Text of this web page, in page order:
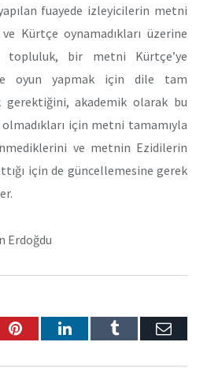
fuayede izleyicilerin metni
Kürtçe oynamadıkları üzerine
topluluk, bir metni Kürtçe’ye
oyun yapmak için dile tam
gerektiğini, akademik olarak bu
için metni tamamıyla
ve metnin Ezidilerin
için de güncellemesine gerek
Erdoğdu
PinterestLinkedInTumblr E-